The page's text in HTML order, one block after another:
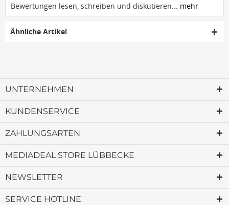
Bewertungen lesen, schreiben und diskutieren... mehr
Ähnliche Artikel
UNTERNEHMEN
KUNDENSERVICE
ZAHLUNGSARTEN
MEDIADEAL STORE LÜBBECKE
NEWSLETTER
SERVICE HOTLINE